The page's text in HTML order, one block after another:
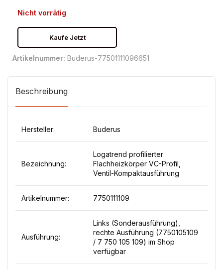
Nicht vorrätig
Kaufe Jetzt
Artikelnummer: Buderus-77501111096651
Beschreibung
Hersteller: Buderus
Bezeichnung:
Logatrend profilierter
Flachheizkörper VC-Profil,
Ventil-Kompaktausführung
Artikelnummer: 7750111109
Ausführung:
Links (Sonderausführung),
rechte Ausführung (7750105109
/ 7 750 105 109) im Shop
verfügbar